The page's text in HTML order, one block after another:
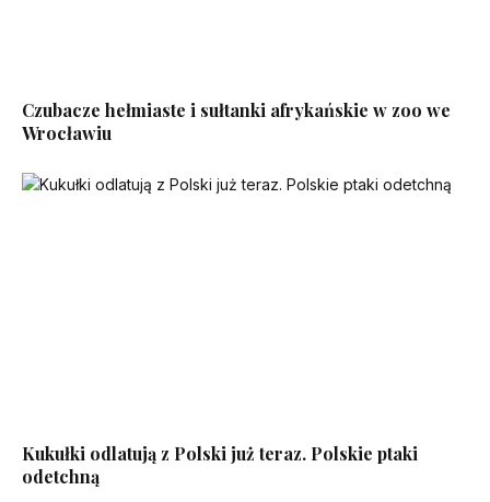
Czubacze hełmiaste i sułtanki afrykańskie w zoo we
Wrocławiu
Kukułki odlatują z Polski już teraz. Polskie ptaki
odetchną